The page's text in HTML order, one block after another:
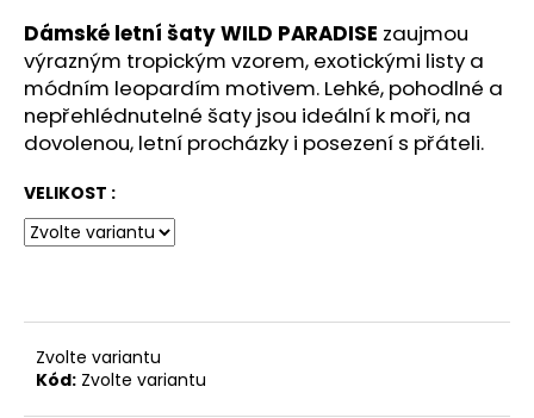
Dámské letní šaty WILD PARADISE zaujmou
výrazným tropickým vzorem, exotickými listy a
módním leopardím motivem. Lehké, pohodlné a
nepřehlédnutelné šaty jsou ideální k moři, na
dovolenou, letní procházky i posezení s přáteli.
VELIKOST :
Zvolte variantu
Kód: Zvolte variantu
D
o
p
r
u
č
e
m
e